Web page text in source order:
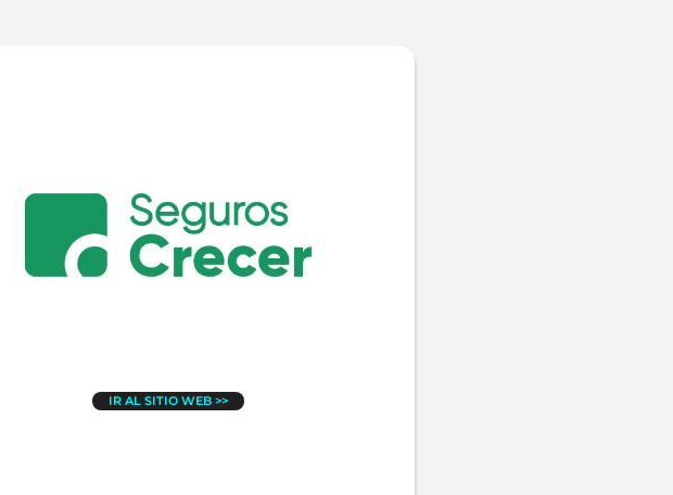
IR AL SITIO WEB >>